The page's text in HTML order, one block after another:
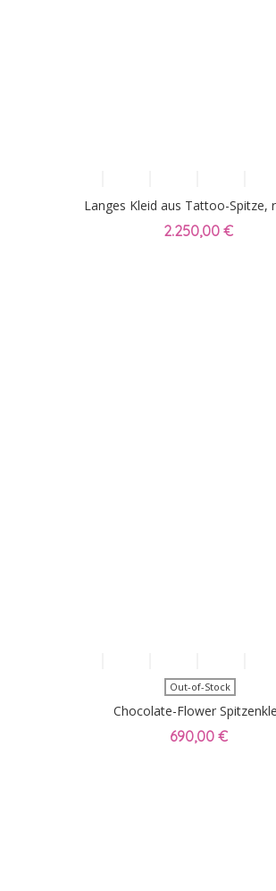
Langes Kleid aus Tattoo-Spitze,
2.250,00 €
Out-of-Stock
Chocolate-Flower
690,00 €